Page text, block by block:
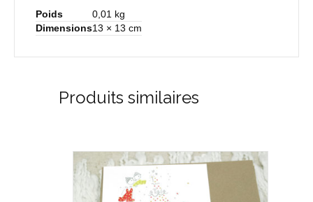
Poids
0,01 kg
Dimensions13 × 13 cm
Produits similaires